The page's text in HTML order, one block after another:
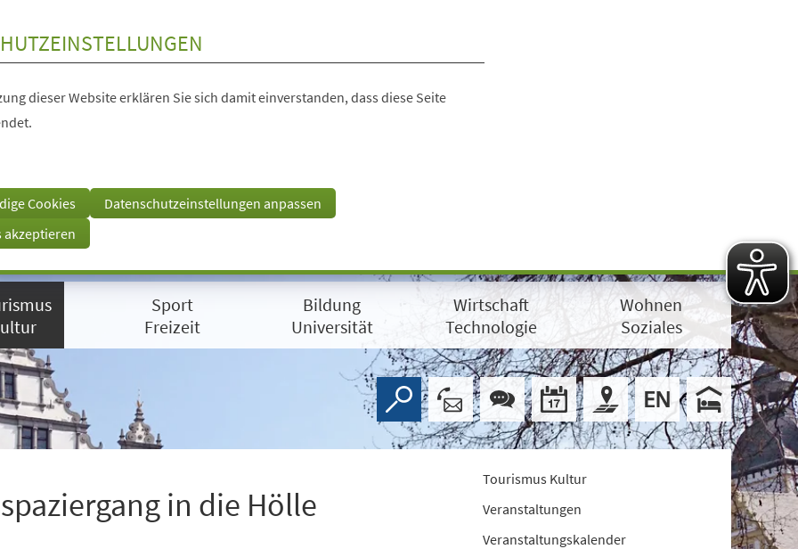
dieser Website erklären Sie sich damit einverstanden, dass diese Seite
Cookies
Datenschutzeinstellungen anpassen
akzeptieren
Sport
Freizeit
Bildung
Universität
Wirtschaft
Technologie
Wohnen
Soziales
in die Hölle
Tourismus Kultur
Veranstaltungen
Veranstaltungskalender